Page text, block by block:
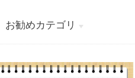
お勧めカテゴリ
投稿
学び
マンガ
電子書籍